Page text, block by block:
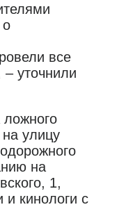
все
уточнили
на улицу
на
1,
кинологи с